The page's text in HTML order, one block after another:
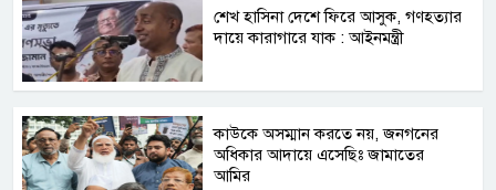
শেখ হাসিনা দেশে ফিরে আসুক, গণহত্যার
দায়ে কারাগারে যাক : আইনমন্ত্রী
কাউকে অসম্মান করতে নয়, জনগনের
অধিকার আদায়ে এসেছিঃ জামাতের
আমির